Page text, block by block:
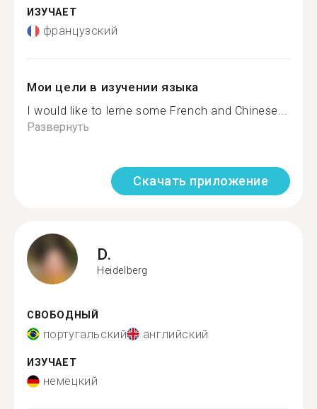
ИЗУЧАЕТ
французский
Мои цели в изучении языка
I would like to lerne some French and Chinese...
Развернуть
Скачать приложение
D.
Heidelberg
СВОБОДНЫЙ
португальский английский
ИЗУЧАЕТ
немецкий